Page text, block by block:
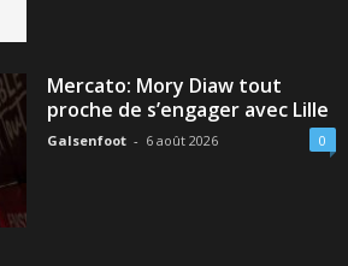
Mercato: Mory Diaw tout
proche de s’engager avec Lille
Galsenfoot - 6 août 2026 0